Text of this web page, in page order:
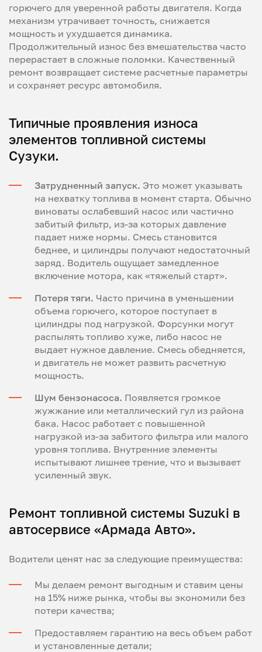
горючего для уверенной работы двигателя. Когда
механизм утрачивает точность, снижается
мощность и ухудшается динамика.
Продолжительный износ без вмешательства часто
перерастает в сложные поломки. Качественный
ремонт возвращает системе расчетные параметры
и сохраняет ресурс автомобиля.
Типичные проявления износа
элементов топливной системы
Сузуки.
Затрудненный запуск. Это может указывать
на нехватку топлива в момент старта. Обычно
виноваты ослабевший насос или частично
забитый фильтр, из-за которых давление
падает ниже нормы. Смесь становится
беднее, и цилиндры получают недостаточный
заряд. Водитель ощущает замедленное
включение мотора, как «тяжелый старт».
Потеря тяги. Часто причина в уменьшении
объема горючего, которое поступает в
цилиндры под нагрузкой. Форсунки могут
распылять топливо хуже, либо насос не
выдает нужное давление. Смесь обедняется,
и двигатель не может развить расчетную
мощность.
Шум бензонасоса. Появляется громкое
жужжание или металлический гул из района
бака. Насос работает с повышенной
нагрузкой из-за забитого фильтра или малого
уровня топлива. Внутренние элементы
испытывают лишнее трение, что и вызывает
усиленный звук.
Ремонт топливной системы Suzuki в
автосервисе «Армада Авто».
Водители ценят нас за следующие преимущества:
Мы делаем ремонт выгодным и ставим цены
на 15% ниже рынка, чтобы вы экономили без
потери качества;
Предоставляем гарантию на весь объем работ
и установленные детали;